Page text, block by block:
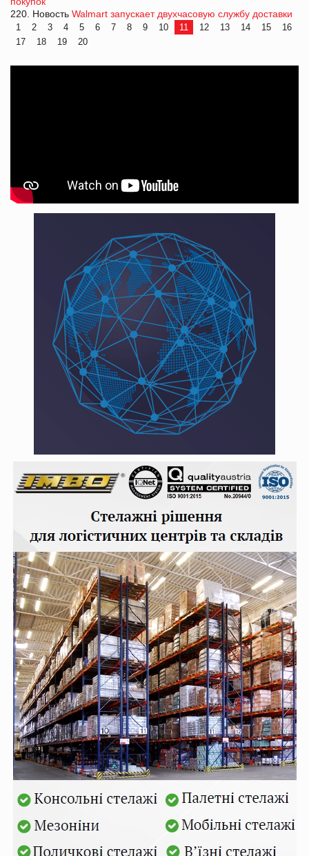
220. Новость Walmart запускает двухчасовую службу доставки
1 2 3 4 5 6 7 8 9 10 11 12 13 14 15
16
17
18 19 20